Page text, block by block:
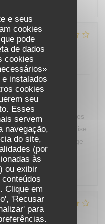
e seus
cookies
pode
de dados
cookies
instalados
cookies
seu
Esses
servem
navegação,
do site,
(por
às
ou exibir
conteúdos
Clique em
'Recusar
para
: 1/5 quality_price
vous, nous avons
vraiment pas
D’ailleurs nous sommes
encore une mauvaise
cuisinier c’est dommage
et votre accueil était